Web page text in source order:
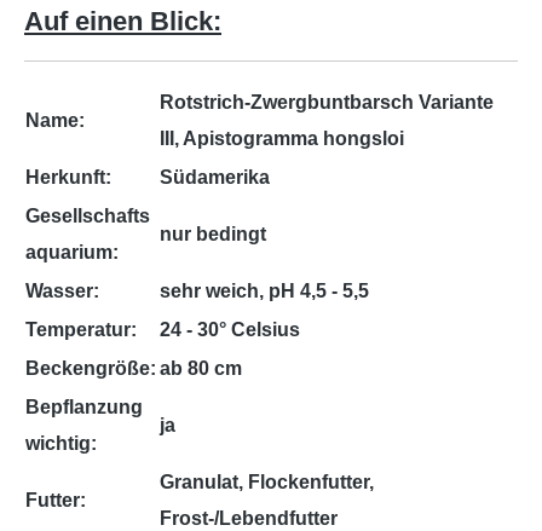
Auf einen Blick:
Name:
Rotstrich-Zwergbuntbarsch Variante
III, Apistogramma hongsloi
Herkunft:
Südamerika
Gesellschafts
aquarium:
nur bedingt
Wasser:
sehr weich, pH 4,5 - 5,5
Temperatur:
24 - 30° Celsius
Beckengröße: ab 80 cm
Bepflanzung
wichtig:
ja
Futter:
Granulat, Flockenfutter,
Frost-/Lebendfutter